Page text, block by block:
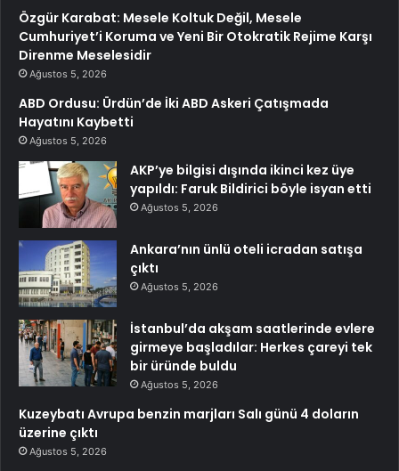
Özgür Karabat: Mesele Koltuk Değil, Mesele
Cumhuriyet’i Koruma ve Yeni Bir Otokratik Rejime Karşı
Direnme Meselesidir
Ağustos 5, 2026
ABD Ordusu: Ürdün’de İki ABD Askeri Çatışmada
Hayatını Kaybetti
Ağustos 5, 2026
AKP’ye bilgisi dışında ikinci kez üye
yapıldı: Faruk Bildirici böyle isyan etti
Ağustos 5, 2026
Ankara’nın ünlü oteli icradan satışa
çıktı
Ağustos 5, 2026
İstanbul’da akşam saatlerinde evlere
girmeye başladılar: Herkes çareyi tek
bir üründe buldu
Ağustos 5, 2026
Kuzeybatı Avrupa benzin marjları Salı günü 4 doların
üzerine çıktı
Ağustos 5, 2026